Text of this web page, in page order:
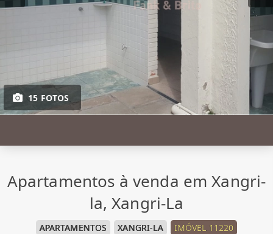
15 FOTOS
Apartamentos à venda em Xangri-
la, Xangri-La
APARTAMENTOS XANGRI-LA IMÓVEL 11220